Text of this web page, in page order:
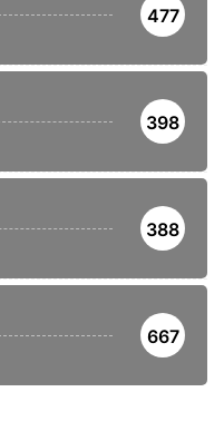
477
398
388
667